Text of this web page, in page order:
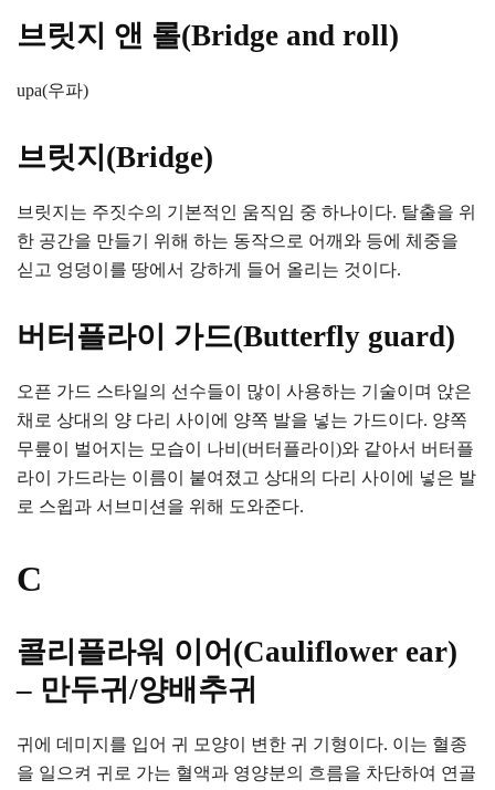
브릿지 앤 롤(Bridge and roll)
upa(우파)
브릿지(Bridge)
브릿지는 주짓수의 기본적인 움직임 중 하나이다. 탈출을 위
한 공간을 만들기 위해 하는 동작으로 어깨와 등에 체중을
싣고 엉덩이를 땅에서 강하게 들어 올리는 것이다.
버터플라이 가드(Butterfly guard)
오픈 가드 스타일의 선수들이 많이 사용하는 기술이며 앉은
채로 상대의 양 다리 사이에 양쪽 발을 넣는 가드이다. 양쪽
무릎이 벌어지는 모습이 나비(버터플라이)와 같아서 버터플
라이 가드라는 이름이 붙여졌고 상대의 다리 사이에 넣은 발
로 스윕과 서브미션을 위해 도와준다.
C
콜리플라워 이어(Cauliflower ear)
– 만두귀/양배추귀
귀에 데미지를 입어 귀 모양이 변한 귀 기형이다. 이는 혈종
을 일으켜 귀로 가는 혈액과 영양분의 흐름을 차단하여 연골